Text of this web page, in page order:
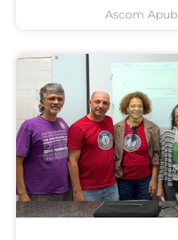
Ascom Apub